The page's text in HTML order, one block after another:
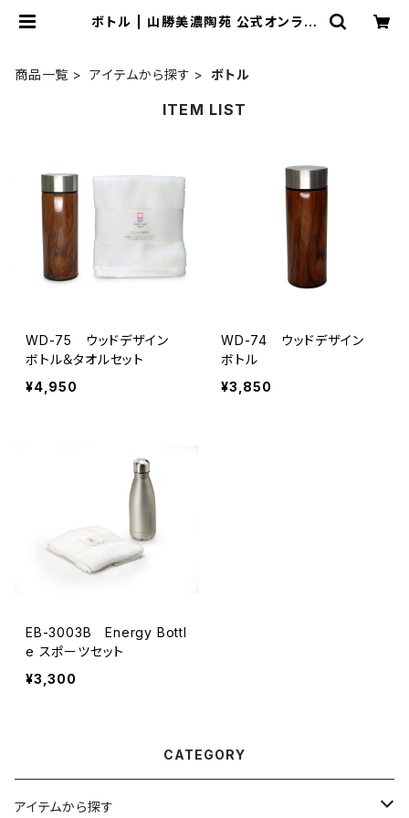
ボトル | 山勝美濃陶苑 公式オンライ
商品一覧 アイテムから探す ボトル
ITEM LIST
WD-75 ウッドデザイン
ボトル＆タオルセット
¥4,950
WD-74 ウッドデザイン
ボトル
¥3,850
EB-3003B Energy Bottl
e スポーツセット
¥3,300
CATEGORY
アイテムから探す